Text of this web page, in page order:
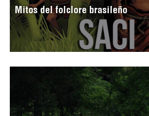
Mitos del folclore brasileño